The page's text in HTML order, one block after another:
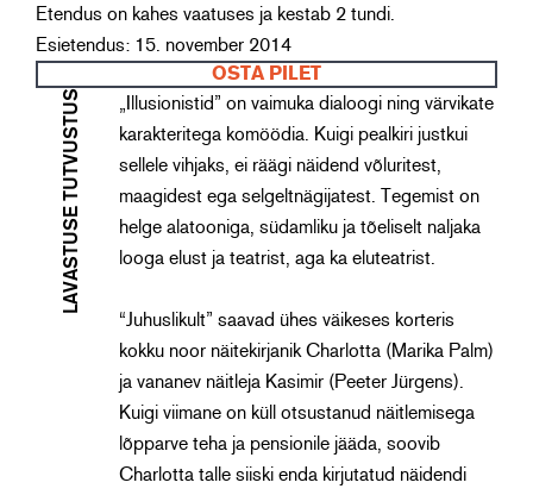
Etendus on kahes vaatuses ja kestab 2 tundi.
Esietendus: 15. november 2014
OSTA PILET
LAVASTUSE TUTVUSTUS
„Illusionistid” on vaimuka dialoogi ning värvikate
karakteritega komöödia. Kuigi pealkiri justkui
sellele vihjaks, ei räägi näidend võluritest,
maagidest ega selgeltnägijatest. Tegemist on
helge alatooniga, südamliku ja tõeliselt naljaka
looga elust ja teatrist, aga ka eluteatrist.
“Juhuslikult” saavad ühes väikeses korteris
kokku noor näitekirjanik Charlotta (Marika Palm)
ja vananev näitleja Kasimir (Peeter Jürgens).
Kuigi viimane on küll otsustanud näitlemisega
lõpparve teha ja pensionile jääda, soovib
Charlotta talle siiski enda kirjutatud näidendi